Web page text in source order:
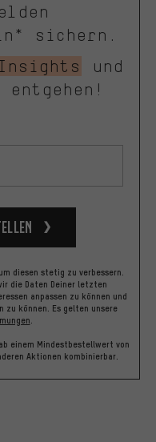
sichern.
Insights
und
diesen stetig zu verbessern.
die Daten Deiner letzten
anpassen zu können und
zu können. Es gelten unsere
.
einem Mindestbestellwert von
Aktionen kombinierbar.